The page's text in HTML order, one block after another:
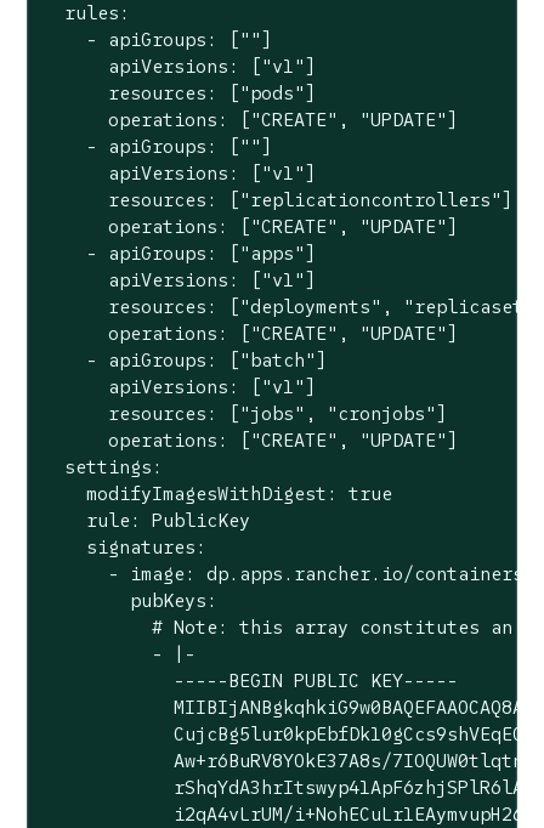
  rules:
    - apiGroups: [""]
      apiVersions: ["v1"]
      resources: ["pods"]
      operations: ["CREATE", "UPDATE"]
    - apiGroups: [""]
      apiVersions: ["v1"]
      resources: ["replicationcontrollers"]
      operations: ["CREATE", "UPDATE"]
    - apiGroups: ["apps"]
      apiVersions: ["v1"]
resources: ["deployments",
      operations: ["CREATE", "UPDATE"]
    - apiGroups: ["batch"]
      apiVersions: ["v1"]
      resources: ["jobs", "cronjobs"]
      operations: ["CREATE", "UPDATE"]
  settings:
    modifyImagesWithDigest: true
    rule: PublicKey
    signatures:
      - image: dp.apps.rancher.io/containers/*
        pubKeys:
# Note: this array constitutes an
          - |-
            -----BEGIN PUBLIC KEY-----
Aw+r6BuRV8YOkE37A8s/
i2qA4vLrUM/